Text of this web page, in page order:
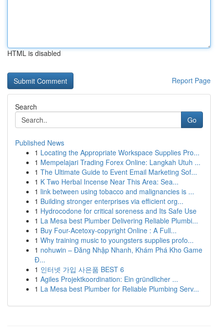
HTML is disabled
Report Page
Search
Go
Published News
1 Locating the Appropriate Workspace Supplies Pro...
1 Mempelajari Trading Forex Online: Langkah Utuh ...
1 The Ultimate Guide to Event Email Marketing Sof...
1 K Two Herbal Incense Near This Area: Sea...
1 link between using tobacco and malignancies is ...
1 Building stronger enterprises via efficient org...
1 Hydrocodone for critical soreness and Its Safe Use
1 La Mesa best Plumber Delivering Reliable Plumbi...
1 Buy Four-Acetoxy-copyright Online : A Full...
1 Why training music to youngsters supplies profo...
1 nohuwin – Đăng Nhập Nhanh, Khám Phá Kho Game
Đ...
1 인터넷 가입 사은품 BEST 6
1 Agiles Projektkoordination: Ein gründlicher ...
1 La Mesa best Plumber for Reliable Plumbing Serv...